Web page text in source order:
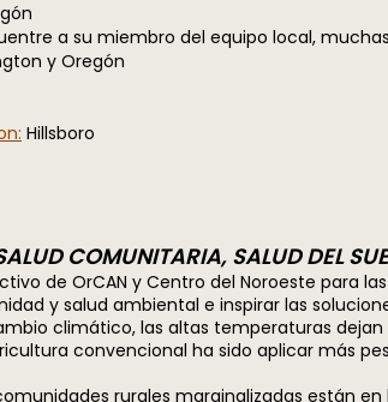
a su miembro del equipo local,
y Oregón
Hillsboro
COMUNITARIA, SALUD DEL
de OrCAN y Centro del Noroeste para
y salud ambiental e inspirar las
climático, las altas temperaturas
convencional ha sido aplicar más
rurales marginalizadas están